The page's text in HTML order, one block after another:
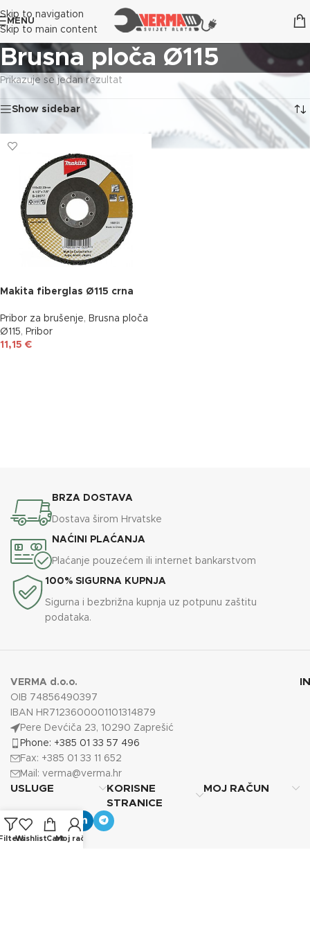
Skip to navigation
Skip to main content
MENU
Brusna ploča Ø115
Prikazuje se jedan rezultat
Show sidebar
Makita fiberglas Ø115 crna
Pribor za brušenje, Brusna ploča
Ø115, Pribor
11,15 €
BRZA DOSTAVA
Dostava širom Hrvatske
NAĆINI PLAĆANJA
Plaćanje pouzećem ili internet bankarstvom
100% SIGURNA KUPNJA
Sigurna i bezbrižna kupnja uz potpunu zaštitu
podataka.
VERMA d.o.o.
OIB 74856490397
IBAN HR7123600001101314879
Pere Devćiča 23, 10290 Zaprešić
Phone: +385 01 33 57 496
Fax: +385 01 33 11 652
Mail: verma@verma.hr
USLUGE
KORISNE
STRANICE
MOJ RAČUN
WishlistCartMoj račun